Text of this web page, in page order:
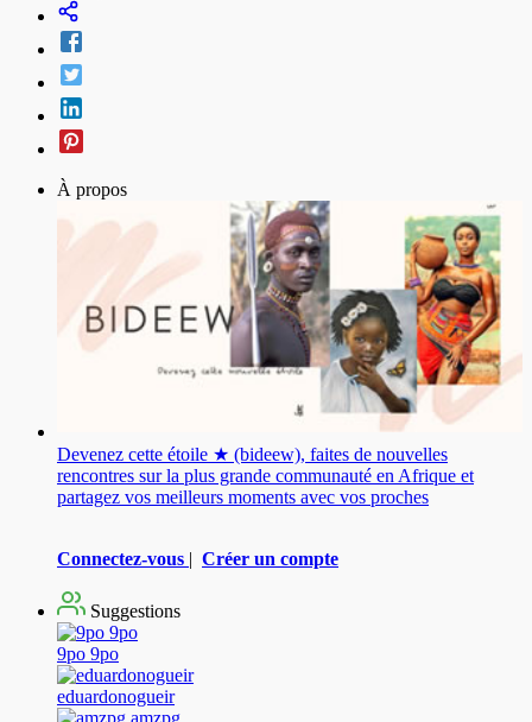
À propos
Devenez cette étoile ★ (bideew), faites de nouvelles
rencontres sur la plus grande communauté en Afrique et
partagez vos meilleurs moments avec vos proches
Connectez-vous | Créer un compte
Suggestions
9po 9po
eduardonogueir